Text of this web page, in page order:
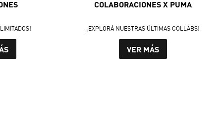
COLABORACIONES X PUMA
¡EXPLORÁ NUESTRAS ÚLTIMAS COLLABS!
VER MÁS